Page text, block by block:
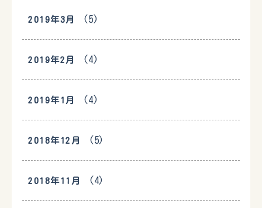
2019年3月 (5)
2019年2月 (4)
2019年1月 (4)
2018年12月 (5)
2018年11月 (4)